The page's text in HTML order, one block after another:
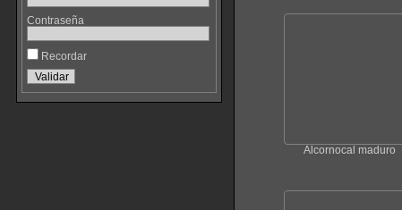
Contraseña
Recordar
Alcornocal maduro